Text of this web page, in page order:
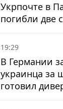
Укрпочте в
погибли две
19:29
В Германии
украинца за
готовил
военном